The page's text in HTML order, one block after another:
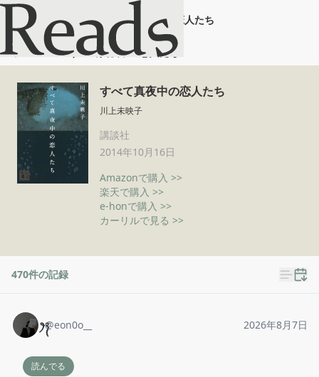
すべて真夜中の恋人たち
ホーム すべて真夜中の恋人たち
すべて真夜中の恋人たち
川上未映子
講談社
2014年10月16日
Amazonで購入 >>
楽天で購入 >>
e-honで購入 >>
カーリルで見る >>
470件の記録
ꫂ᭪@eon0o__ 2026年8月7日
読んでる